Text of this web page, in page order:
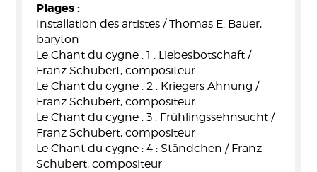
Plages :
Installation des artistes / Thomas E. Bauer,
baryton
Le Chant du cygne : 1 : Liebesbotschaft /
Franz Schubert, compositeur
Le Chant du cygne : 2 : Kriegers Ahnung /
Franz Schubert, compositeur
Le Chant du cygne : 3 : Frühlingssehnsucht /
Franz Schubert, compositeur
Le Chant du cygne : 4 : Ständchen / Franz
Schubert, compositeur